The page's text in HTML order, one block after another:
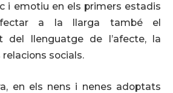
i emotiu en els primers estadis
a la llarga també el
del llenguatge de l’afecte, la
socials.
en els nens i nenes adoptats